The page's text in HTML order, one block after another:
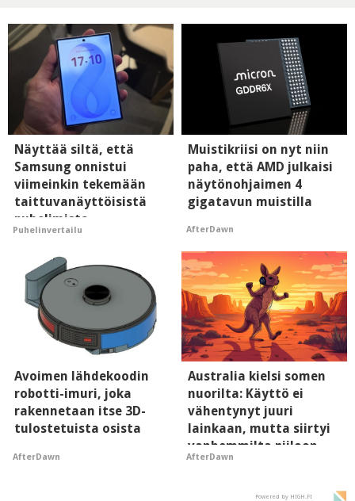
Näyttää siltä, että
Samsung onnistui
viimeinkin tekemään
taittuvanäyttöisistä
puhelimista
supersuosittuja
Puhelinvertailu
Muistikriisi on nyt niin
paha, että AMD julkaisi
näytönohjaimen 4
gigatavun muistilla
AfterDawn
Avoimen lähdekoodin
robotti-imuri, joka
rakennetaan itse 3D-
tulostetuista osista
AfterDawn
Australia kielsi somen
nuorilta: Käyttö ei
vähentynyt juuri
lainkaan, mutta siirtyi
vanhemmilta piiloon
AfterDawn
Powered by HIGH.FI